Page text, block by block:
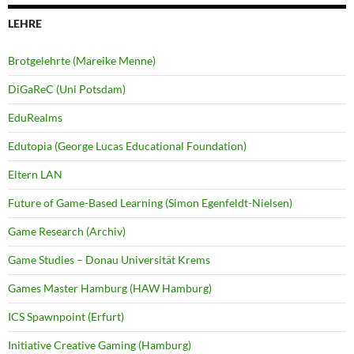
LEHRE
Brotgelehrte (Mareike Menne)
DiGaReC (Uni Potsdam)
EduRealms
Edutopia (George Lucas Educational Foundation)
Eltern LAN
Future of Game-Based Learning (Simon Egenfeldt-Nielsen)
Game Research (Archiv)
Game Studies – Donau Universität Krems
Games Master Hamburg (HAW Hamburg)
ICS Spawnpoint (Erfurt)
Initiative Creative Gaming (Hamburg)